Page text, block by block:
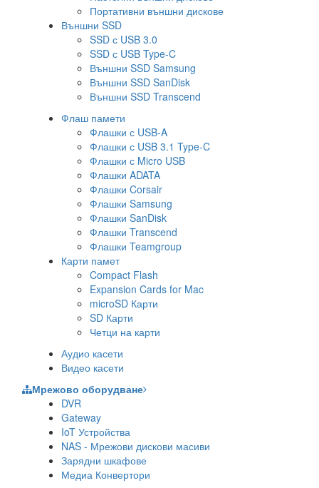
Портативни външни дискове
Външни SSD
SSD с USB 3.0
SSD с USB Type-C
Външни SSD Samsung
Външни SSD SanDisk
Външни SSD Transcend
Флаш памети
Флашки с USB-A
Флашки с USB 3.1 Type-C
Флашки с Micro USB
Флашки ADATA
Флашки Corsair
Флашки Samsung
Флашки SanDisk
Флашки Transcend
Флашки Teamgroup
Карти памет
Compact Flash
Expansion Cards for Mac
microSD Карти
SD Карти
Четци на карти
Аудио касети
Видео касети
Мрежово оборудване
DVR
Gateway
IoT Устройства
NAS - Мрежови дискови масиви
Зарядни шкафове
Медиа Конвертори